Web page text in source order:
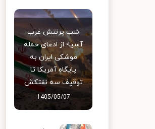
شب پرتنش غرب
آسیا؛ از ادعای حمله
موشکی ایران به
پایگاه آمریکا تا
توقیف سه نفتکش
1405/05/07